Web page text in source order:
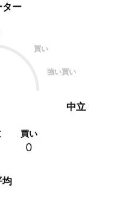
ター
買い
強い買い
中立
買い
0
均